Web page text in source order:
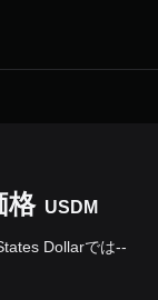
格 USDM
Dollarでは--